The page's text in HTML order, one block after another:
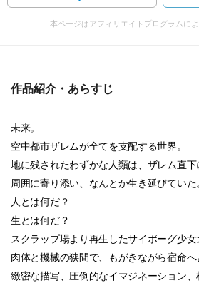
本ページはアフィリエイトプログラムに
作品紹介・あらすじ
未来。
空中都市ザレムが全てを支配する世界。
地に残されたわずかな人類は、ザレム直
周囲に寄り添い、なんとか生き延びていた
人とは何だ？
生とは何だ？
スクラップ場より再生したサイボーグ少女
肉体と機械の狭間で、もがきながら宿命へ
緻密な描写、圧倒的なイマジネーション